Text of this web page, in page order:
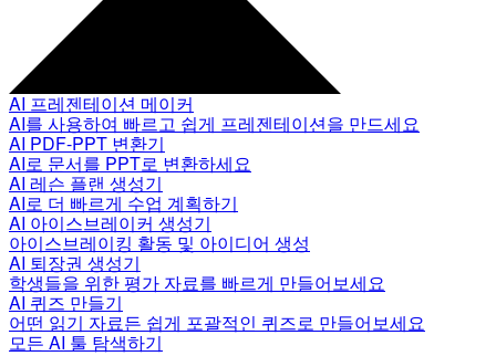
AI 프레젠테이션 메이커
AI를 사용하여 빠르고 쉽게 프레젠테이션을 만드세요
AI PDF-PPT 변환기
AI로 문서를 PPT로 변환하세요
AI 레슨 플랜 생성기
AI로 더 빠르게 수업 계획하기
AI 아이스브레이커 생성기
아이스브레이킹 활동 및 아이디어 생성
AI 퇴장권 생성기
학생들을 위한 평가 자료를 빠르게 만들어보세요
AI 퀴즈 만들기
어떤 읽기 자료든 쉽게 포괄적인 퀴즈로 만들어보세요
모든 AI 툴 탐색하기